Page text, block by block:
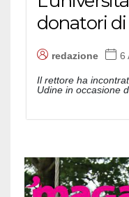
donatori
redazione 6
Il rettore ha
Udine in occasione